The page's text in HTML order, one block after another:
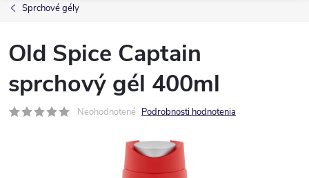
Sprchové gély
Old Spice Captain
sprchový gél 400ml
Neohodnotené Podrobnosti hodnotenia